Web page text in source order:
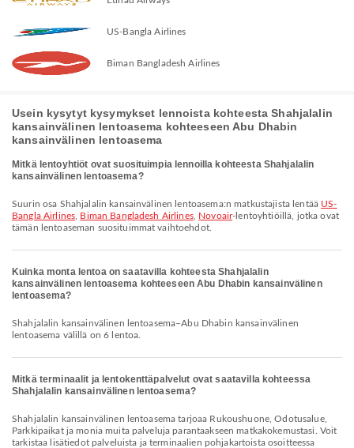
US-Bangla Airlines
Biman Bangladesh Airlines
Usein kysytyt kysymykset lennoista kohteesta Shahjalalin
kansainvälinen lentoasema kohteeseen Abu Dhabin
kansainvälinen lentoasema
Mitkä lentoyhtiöt ovat suosituimpia lennoilla kohteesta Shahjalalin
kansainvälinen lentoasema?
Suurin osa Shahjalalin kansainvälinen lentoasema:n matkustajista lentää US-
Bangla Airlines Biman Bangladesh Airlines, Novoair-lentoyhtiöillä, jotka ovat
tämän lentoaseman suosituimmat vaihtoehdot.
Kuinka monta lentoa on saatavilla kohteesta Shahjalalin
kansainvälinen lentoasema kohteeseen Abu Dhabin kansainvälinen
lentoasema?
Shahjalalin kansainvälinen lentoasema–Abu Dhabin kansainvälinen
lentoasema välillä on 6 lentoa.
Mitkä terminaalit ja lentokenttäpalvelut ovat saatavilla kohteessa
Shahjalalin kansainvälinen lentoasema?
Shahjalalin kansainvälinen lentoasema tarjoaa Rukoushuone, Odotusalue,
Parkkipaikat ja monia muita palveluja parantaakseen matkakokemustasi. Voit
tarkistaa lisätiedot palveluista ja terminaalien pohjakartoista osoitteessa